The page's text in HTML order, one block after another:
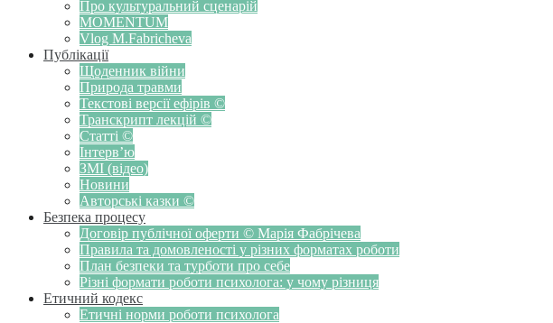
Про культуральний сценарій
MOMENTUM
Vlog M.Fabricheva
Публікації
Щоденник війни
Природа травми
Текстові версії ефірів ©
Транскрипт лекцій ©
Статті ©
Інтерв’ю
ЗМІ (відео)
Новини
Авторські казки ©
Безпека процесу
Договір публічної оферти © Марія Фабрічева
Правила та домовленості у різних форматах роботи
План безпеки та турботи про себе
Різні формати роботи психолога: у чому різниця
Етичний кодекс
Етичні норми роботи психолога